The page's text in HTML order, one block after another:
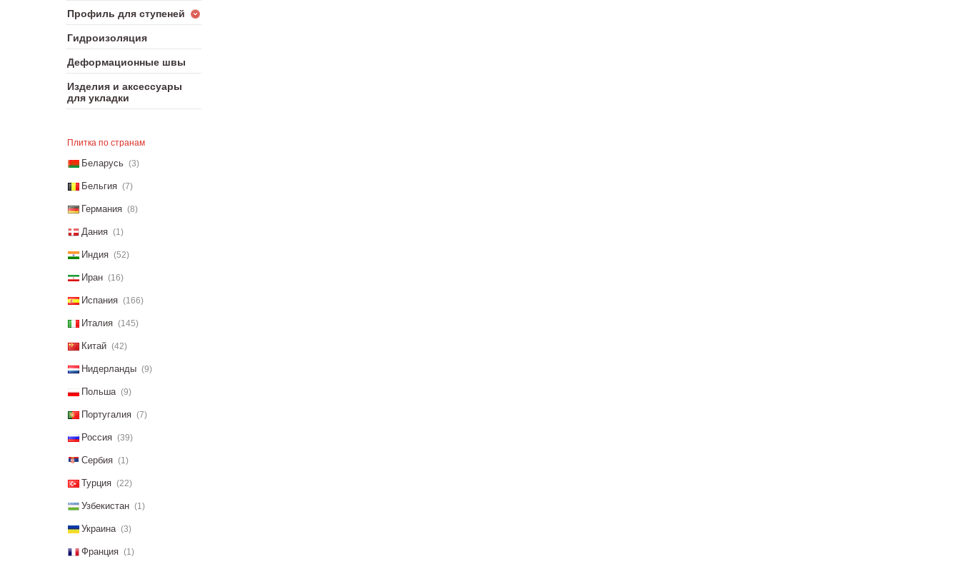
Профиль для ступеней
Гидроизоляция
Деформационные швы
Изделия и аксессуары
для укладки
Плитка по странам
Беларусь (3)
Бельгия (7)
Германия (8)
Дания (1)
Индия (52)
Иран (16)
Испания (166)
Италия (145)
Китай (42)
Нидерланды (9)
Польша (9)
Португалия (7)
Россия (39)
Сербия (1)
Турция (22)
Узбекистан (1)
Украина (3)
Франция (1)